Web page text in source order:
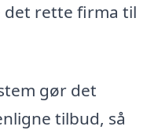
rette firma til
gør det
tilbud, så